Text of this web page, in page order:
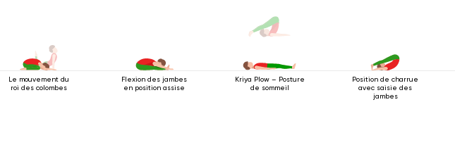
Le mouvement du
roi des colombes
Flexion des jambes
en position assise
Kriya Plow – Posture
de sommeil
Position de charrue
avec saisie des
jambes